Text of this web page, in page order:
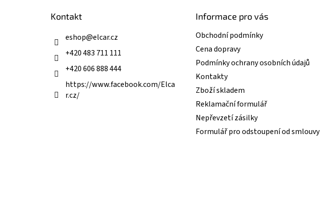
Kontakt
eshop@elcar.cz
+420 483 711 111
+420 606 888 444
https://www.facebook.com/Elca
r.cz/
Informace pro vás
Obchodní podmínky
Cena dopravy
Podmínky ochrany osobních údajů
Kontakty
Zboží skladem
Reklamační formulář
Nepřevzetí zásilky
Formulář pro odstoupení od smlouvy